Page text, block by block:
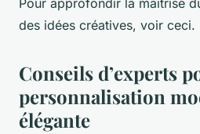
Pour approfondir la maîtrise
des idées créatives, voir ceci.
Conseils d’experts
personnalisation
élégante